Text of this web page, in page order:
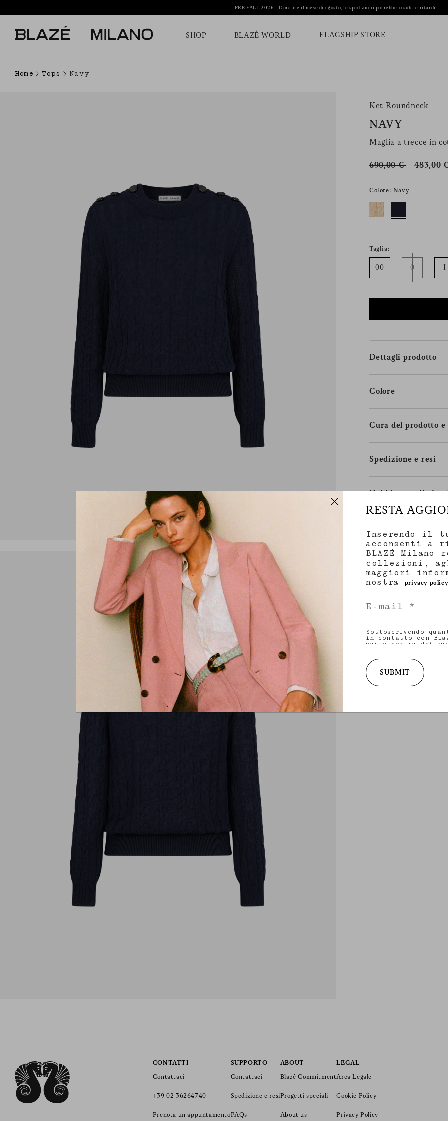
PRE FALL 2026 - Durante il mese di agosto, le spedizioni potrebbero subire ritardi.
SHOP BLAZÉ WORLD FLAGSHIP STORE
Home Tops Navy
Ket Roundneck
NAVY
Maglia a trecce in
690,00 € 483,00
Colore: Navy
Taglia:
00 0 I
Dettagli prodotto
Colore
Cura del prodotto
Spedizione e resi
Hai bisogno di
CONTATTI
Contattaci
+39 02 36264740
Prenota un appuntamento
SUPPORTO
Contattaci
Spedizione e resi
FAQs
ABOUT
Blazé Commitment
Progetti speciali
About us
LEGAL
Area Legale
Cookie Policy
Privacy Policy
RESTA
Inserendo il
acconsenti a
BLAZÉ
collezioni,
maggiori
nostra
privacy policy
Sottoscrivendo
in contatto con
parte nostra dei
personalizzati in
collezioni,
per maggiori
materia di
diritto a ritirare il
SUBMIT